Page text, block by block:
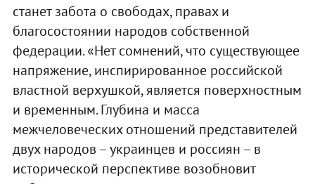
станет забота о свободах, правах и
благосостоянии народов собственной
федерации. «Нет сомнений, что существующее
напряжение, инспирированное российской
властной верхушкой, является поверхностным
и временным. Глубина и масса
межчеловеческих отношений представителей
двух народов – украинцев и россиян – в
исторической перспективе возобновит